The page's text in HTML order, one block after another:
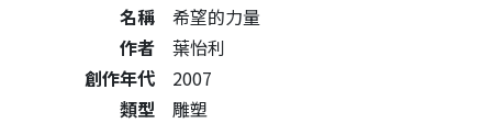
名稱
希望的力量
作者
葉怡利
創作年代
2007
類型
雕塑